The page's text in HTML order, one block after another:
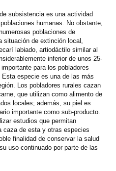
subsistencia es una actividad
humanas. No obstante,
poblaciones de
situación de extinción local,
labiado, artiodáctilo similar al
inferior de unos 25-
para los pobladores
especie es una de las más
Los pobladores rurales cazan
que utilizan como alimento de
locales; además, su piel es
importante como sub-producto.
estudios que permitan
caza de esta y otras especies
finalidad de conservar la salud
uso continuado por parte de las